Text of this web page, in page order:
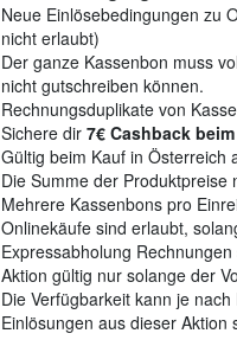
Neue Einlösebedingungen zu
nicht erlaubt)
Der ganze Kassenbon muss
nicht gutschreiben können.
Rechnungsduplikate von
Sichere dir 7€ Cashback
Gültig beim Kauf in Österreich
Die Summe der
Mehrere Kassenbons pro
Onlinekäufe sind erlaubt,
Expressabholung
Aktion gültig nur solange der
Die Verfügbarkeit kann je
Einlösungen aus dieser